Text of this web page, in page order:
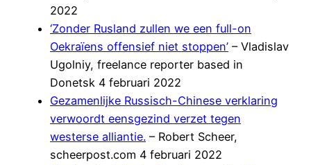
2022
‘Zonder Rusland zullen we een full-on
Oekraïens offensief niet stoppen’ – Vladislav
Ugolniy, freelance reporter based in
Donetsk 4 februari 2022
Gezamenlijke Russisch-Chinese verklaring
verwoordt eensgezind verzet tegen
westerse alliantie. – Robert Scheer,
scheerpost.com 4 februari 2022